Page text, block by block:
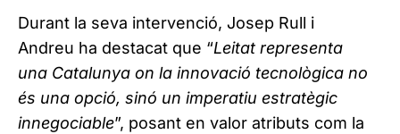
Durant la seva intervenció, Josep Rull i
Andreu ha destacat que “Leitat representa
una Catalunya on la innovació tecnològica no
és una opció, sinó un imperatiu estratègic
innegociable”, posant en valor atributs com la